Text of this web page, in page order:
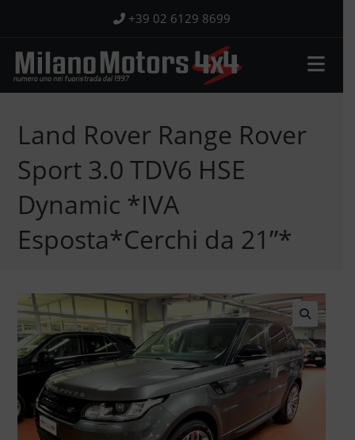
contenuto
+39 02 6129 8699
Land Rover Range Rover
Sport 3.0 TDV6 HSE
Dynamic *IVA
Esposta*Cerchi da 21”*
🔍